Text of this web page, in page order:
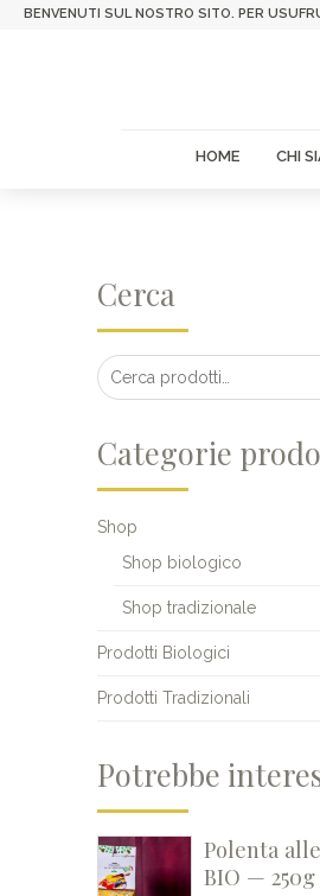
BENVENUTI SUL NOSTRO SITO. PER
HOME CHI
Cerca
Categorie
Shop
Shop biologico
Shop tradizionale
Prodotti Biologici
Prodotti Tradizionali
Potrebbe
Polenta
BIO — 250g